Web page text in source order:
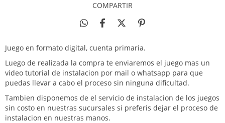
COMPARTIR
Juego en formato digital, cuenta primaria.
Luego de realizada la compra te enviaremos el juego mas un
video tutorial de instalacion por mail o whatsapp para que
puedas llevar a cabo el proceso sin ninguna dificultad.
Tambien disponemos de el servicio de instalacion de los juegos
sin costo en nuestras sucursales si preferis dejar el proceso de
instalacion en nuestras manos.